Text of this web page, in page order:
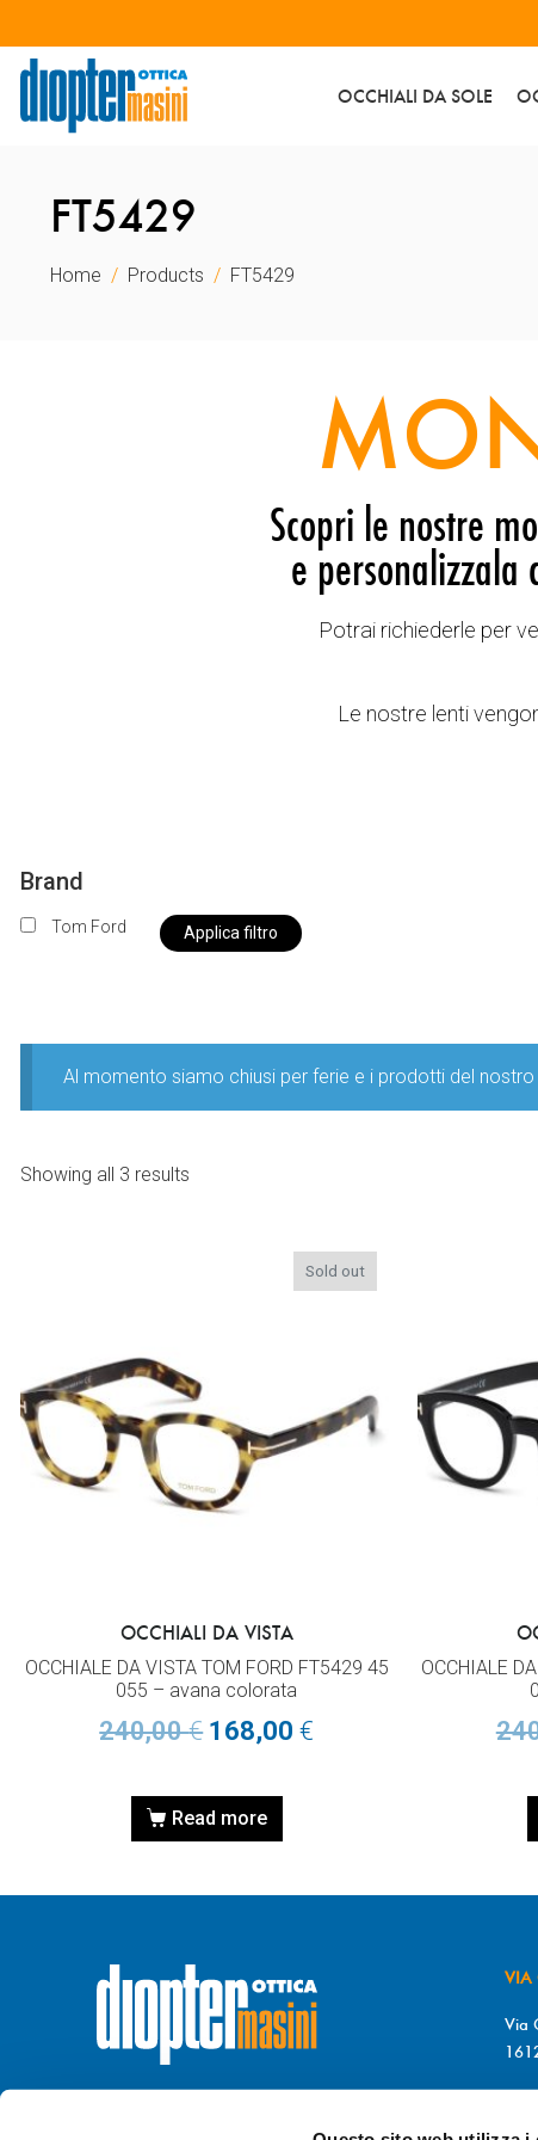
OCCHIALI DA SOLE
FT5429
Home Products FT5429
Scopri le nostre
e
Potrai richiederle per
Le nostre lenti
Brand
Tom Ford Applica filtro
Al momento siamo chiusi per ferie e i prodotti del nostro
Showing all 3 results
Sold out
OCCHIALI DA VISTA
OCCHIALE DA VISTA TOM FORD FT5429 45
055 – avana colorata
240,00€ 168,00€
Read more
OCCHIALE
VIA
Via